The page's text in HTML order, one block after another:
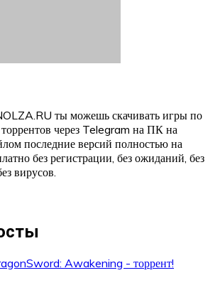
ты можешь скачивать игры по
через Telegram на ПК на
последние версий полностью на
без регистрации, без ожиданий, без
вирусов.